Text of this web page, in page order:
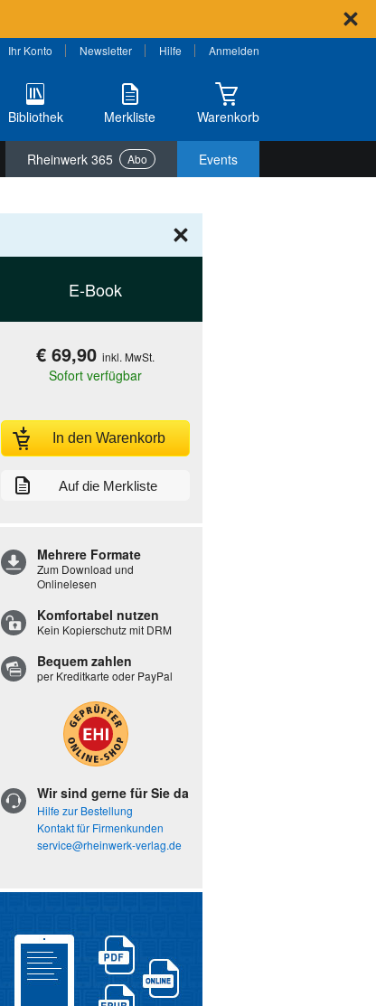
Ihr Konto Newsletter Hilfe Anmelden
Bibliothek Merkliste Warenkorb
Rheinwerk 365 Abo Events
E-Book
€ 69,90 inkl. MwSt.
Sofort verfügbar
In den Warenkorb
Auf die Merkliste
Mehrere Formate
Zum Download und
Onlinelesen
Komfortabel nutzen
Kein Kopierschutz mit DRM
Bequem zahlen
per Kreditkarte oder PayPal
Wir sind gerne für Sie da
Hilfe zur Bestellung
Kontakt für Firmenkunden
service@rheinwerk-verlag.de